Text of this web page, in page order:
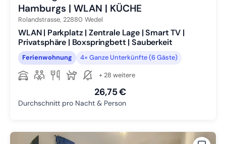
Hamburgs | WLAN | KÜCHE
Rolandstrasse, 22880 Wedel
WLAN | Parkplatz | Zentrale Lage | Smart TV |
Privatsphäre | Boxspringbett | Sauberkeit
Ferienwohnung 4× Ganze Unterkünfte (6 Gäste)
+ 28 weitere
26,75 €
Durchschnitt pro Nacht & Person